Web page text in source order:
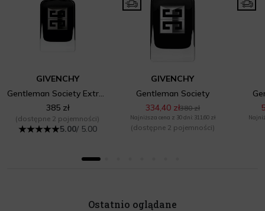
GIVENCHY
Gentleman Society Extrême
385 zł
(dostępne 2 pojemności)
5.00/ 5.00
GIVENCHY
Gentleman Society
334,40 zł380 zł
Najniższa cena z 30 dni: 311,60 zł
(dostępne 2 pojemności)
Ostatnio oglądane